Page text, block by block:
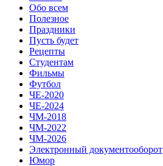
Обо всем
Полезное
Праздники
Пусть будет
Рецепты
Студентам
Фильмы
Футбол
ЧЕ-2020
ЧЕ-2024
ЧМ-2018
ЧМ-2022
ЧМ-2026
Электронный документооборот
Юмор